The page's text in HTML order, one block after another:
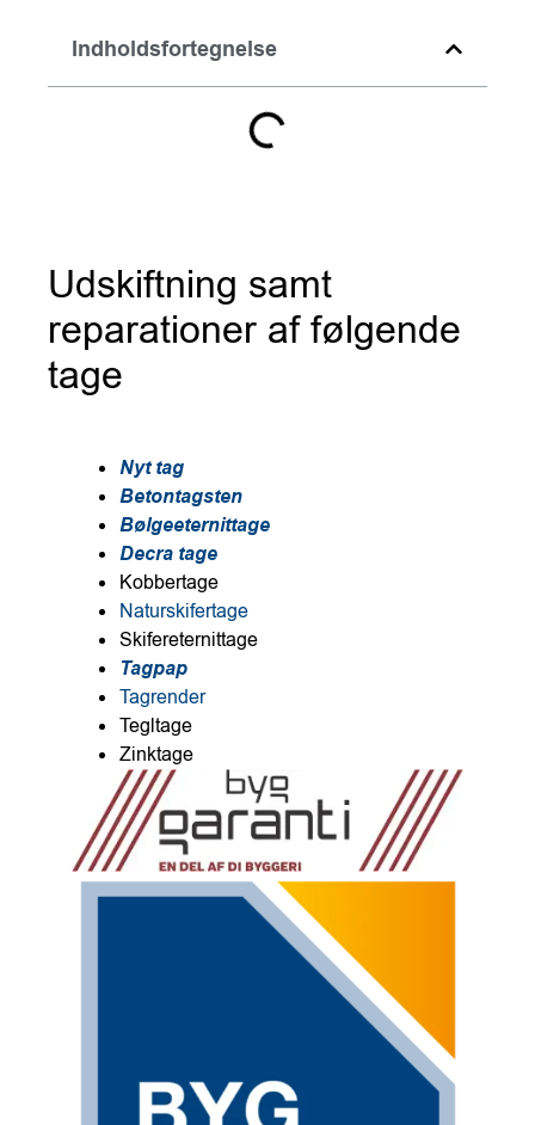
Indholdsfortegnelse
Udskiftning samt
reparationer af følgende
tage
Nyt tag
Betontagsten
Bølgeeternittage
Decra tage
Kobbertage
Naturskifertage
Skifereternittage
Tagpap
Tagrender
Tegltage
Zinktage